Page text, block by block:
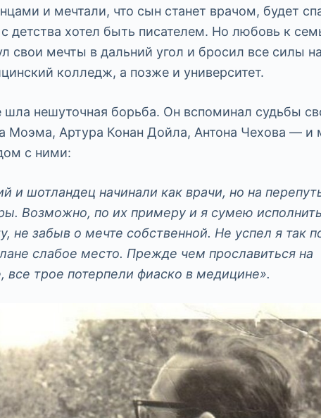
и мечтали, что сын станет врачом, будет
детства хотел быть писателем. Но любовь к
свои мечты в дальний угол и бросил все силы на
колледж, а позже и университет.
шла нешуточная борьба. Он вспоминал судьбы
Моэма, Артура Конан Дойла, Антона Чехова — и
с ними:
и шотландец начинали как врачи, но на
Возможно, по их примеру и я сумею исполнить
не забыв о мечте собственной. Не успел я так
слабое место. Прежде чем прославиться на
все трое потерпели фиаско в медицине».